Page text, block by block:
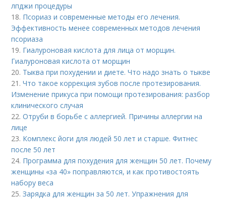
лпджи процедуры
18. Псориаз и современные методы его лечения.
Эффективность менее современных методов лечения
псориаза
19. Гиалуроновая кислота для лица от морщин.
Гиалуроновая кислота от морщин
20. Тыква при похудении и диете. Что надо знать о тыкве
21.Что такое коррекция зубов после протезирования.
Изменение прикуса при помощи протезирования: разбор
клинического случая
22.Отруби в борьбе с аллергией. Причины аллергии на
лице
23. Комплекс йоги для людей 50 лет и старше. Фитнес
после 50 лет
24. Программа для похудения для женщин 50 лет. Почему
женщины «за 40» поправляются, и как противостоять
набору веса
25.Зарядка для женщин за 50 лет. Упражнения для